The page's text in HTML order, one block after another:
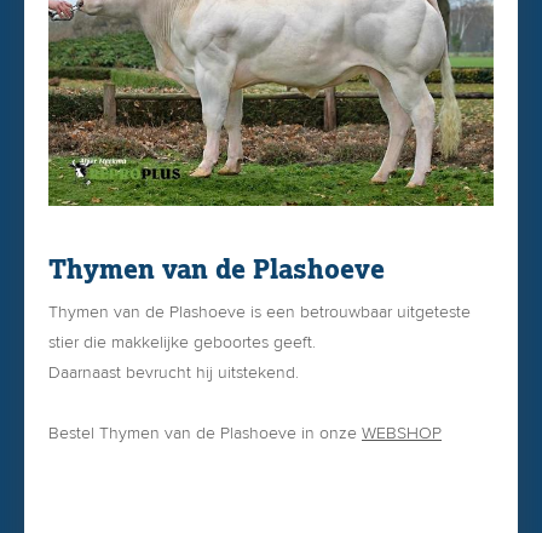
Thymen van de Plashoeve
Thymen van de Plashoeve is een betrouwbaar uitgeteste
stier die makkelijke geboortes geeft.
Daarnaast bevrucht hij uitstekend.
Bestel Thymen van de Plashoeve in onze WEBSHOP